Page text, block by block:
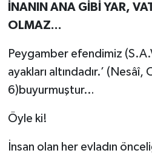
İNANIN ANA GİBİ YAR,
OLMAZ...
Peygamber efendimiz
ayakları altındadır.’ (Nesâî,
6)buyurmuştur…
Öyle ki!
İnsan olan her evladın